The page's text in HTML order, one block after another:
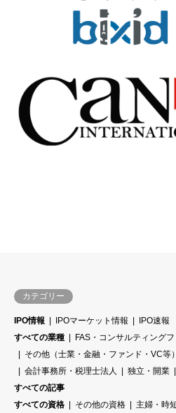
カテゴリー
IPO情報 IPOマーケット情報
IPO速報
すべての業種
FAS・コンサルティング
その他（士業・金融・ファンド・VC等）
会計事務所・税理士法人
独立・開業
すべての記事
すべての資格
その他の資格
主婦・時